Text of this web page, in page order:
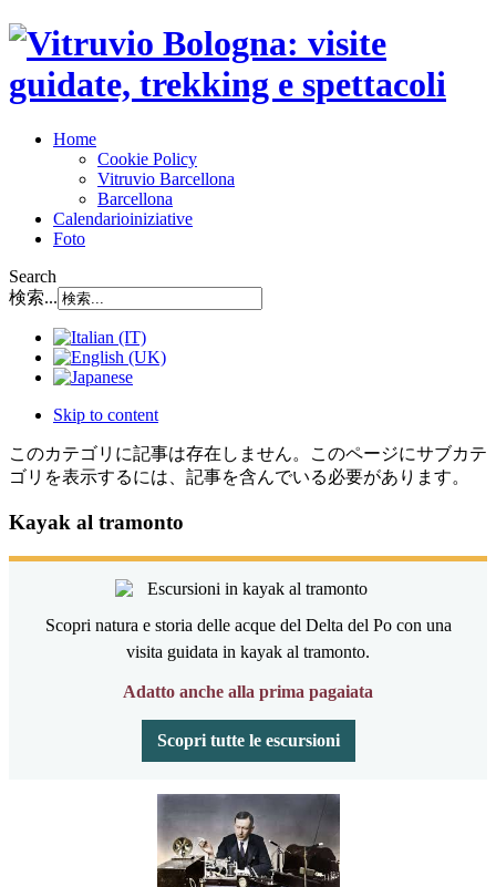
Home
Cookie Policy
Vitruvio Barcellona
Barcellona
Calendarioiniziative
Foto
Search
検索...
Skip to content
このカテゴリに記事は存在しません。このページにサブカテ
ゴリを表示するには、記事を含んでいる必要があります。
Kayak al tramonto
Scopri natura e storia delle acque del Delta del Po con una
visita guidata in kayak al tramonto.
Adatto anche alla prima pagaiata
Scopri tutte le escursioni